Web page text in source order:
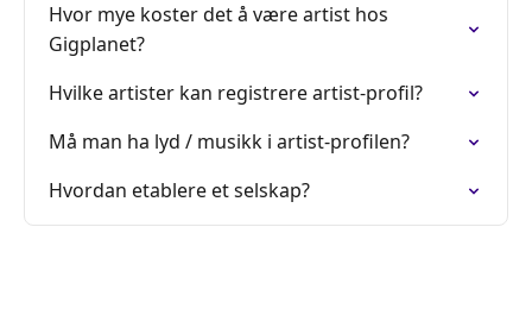
Hvor mye koster det å være artist hos
Gigplanet?
Hvilke artister kan registrere artist-profil?
Må man ha lyd / musikk i artist-profilen?
Hvordan etablere et selskap?